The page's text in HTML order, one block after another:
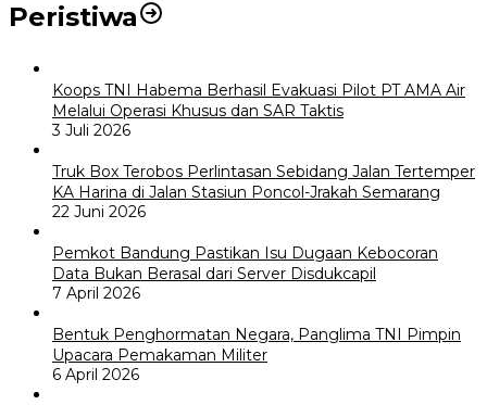
Peristiwa
Koops TNI Habema Berhasil Evakuasi Pilot PT AMA Air
Melalui Operasi Khusus dan SAR Taktis
3 Juli 2026
Truk Box Terobos Perlintasan Sebidang Jalan Tertemper
KA Harina di Jalan Stasiun Poncol-Jrakah Semarang
22 Juni 2026
Pemkot Bandung Pastikan Isu Dugaan Kebocoran
Data Bukan Berasal dari Server Disdukcapil
7 April 2026
Bentuk Penghormatan Negara, Panglima TNI Pimpin
Upacara Pemakaman Militer
6 April 2026